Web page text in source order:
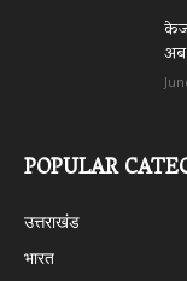
POPULAR
उत्तराखंड
भारत